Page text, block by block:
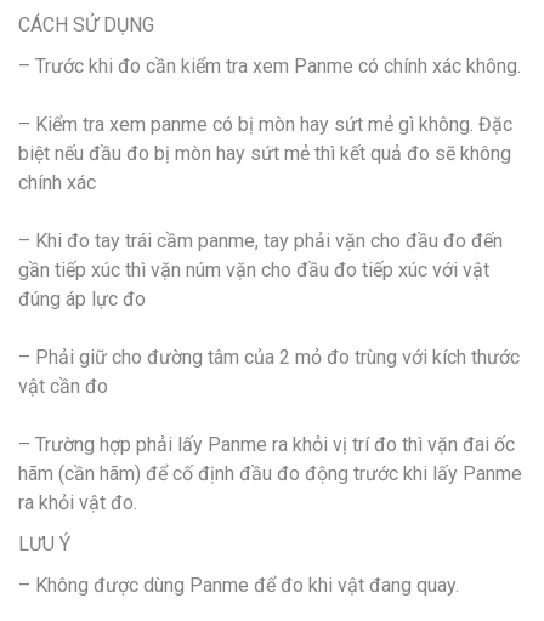
CÁCH SỬ DỤNG
– Trước khi đo cần kiểm tra xem Panme có chính xác không.
– Kiểm tra xem panme có bị mòn hay sứt mẻ gì không. Đặc
biệt nếu đầu đo bị mòn hay sứt mẻ thì kết quả đo sẽ không
chính xác
– Khi đo tay trái cầm panme, tay phải vặn cho đầu đo đến
gần tiếp xúc thì vặn núm vặn cho đầu đo tiếp xúc với vật
đúng áp lực đo
– Phải giữ cho đường tâm của 2 mỏ đo trùng với kích thước
vật cần đo
– Trường hợp phải lấy Panme ra khỏi vị trí đo thì vặn đai ốc
hãm (cần hãm) để cố định đầu đo động trước khi lấy Panme
ra khỏi vật đo.
LƯU Ý
– Không được dùng Panme để đo khi vật đang quay.